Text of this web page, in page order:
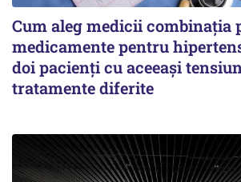
Cum aleg medicii combinația
medicamente pentru
doi pacienți cu aceeași
tratamente diferite